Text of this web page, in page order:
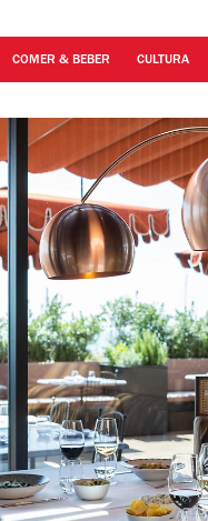
COMER & BEBER CULTURA